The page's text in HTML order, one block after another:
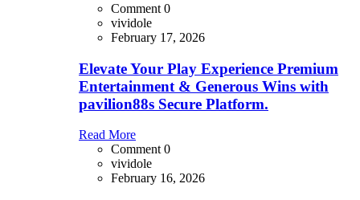
Comment 0
vividole
February 17, 2026
Elevate Your Play Experience Premium
Entertainment & Generous Wins with
pavilion88s Secure Platform.
Read More
Comment 0
vividole
February 16, 2026